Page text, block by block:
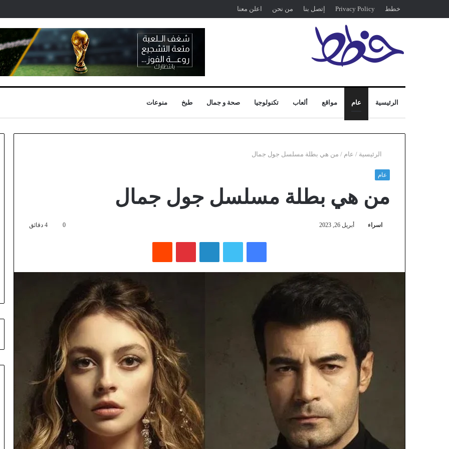
خطط Privacy Policy إتصل بنا من نحن اعلن معنا
الرئيسية عام مواقع ألعاب تكنولوجيا صحة و جمال طبخ منوعات
الرئيسية / عام / من هي بطلة مسلسل جول جمال
عام
من هي بطلة مسلسل جول جمال
اسراء أبريل 26, 2023 0
فيسبوك لينكدإن بينتيريست